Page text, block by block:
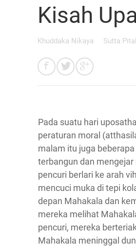
Kisah
Khuddaka Nikaya Sutta
Pada suatu hari
peraturan moral
malam itu juga
terbangun dan mengejar
pencuri berlari ke arah
mencuci muka di tepi
depan Mahakala dan
mereka melihat
pencuri, mereka
Mahakala meninggal